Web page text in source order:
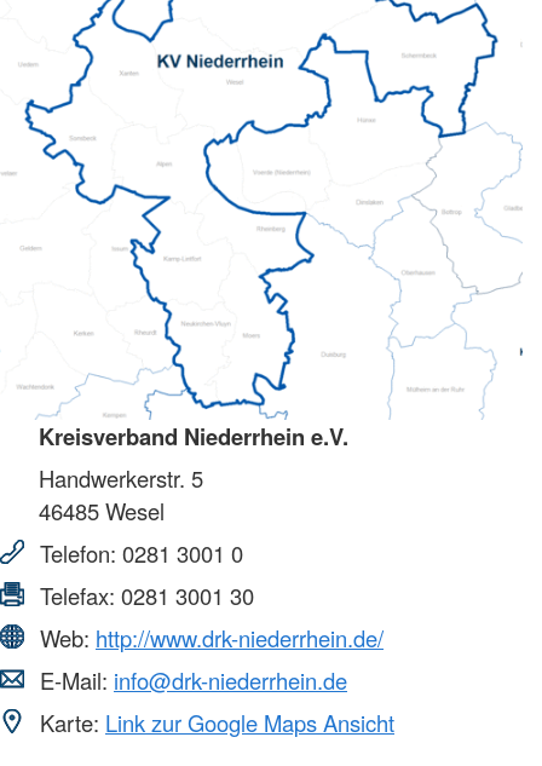
Kreisverband Niederrhein e.V.
Handwerkerstr. 5
46485Wesel
Telefon: 0281 3001 0
Telefax: 0281 3001 30
Web: http://www.drk-niederrhein.de/
E-Mail: info@drk-niederrhein.de
Karte: Link zur Google Maps Ansicht